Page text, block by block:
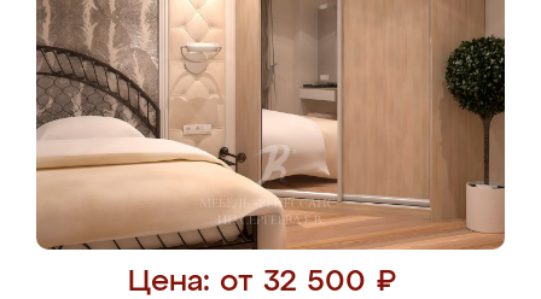
Цена: от 32 500 ₽